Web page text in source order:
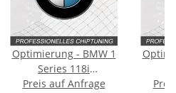
Optimierung - BMW 1
Series 118i
Typ:E82/E88 [2.
Preis auf Anfrage